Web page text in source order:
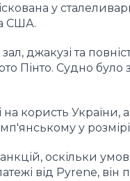
у
США.
джакузі та
Судно було
користь України,
у
оскільки
від Pyrene, він